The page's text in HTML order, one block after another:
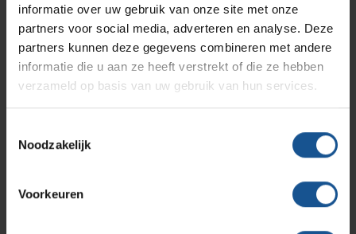
informatie over uw gebruik van onze site met onze
partners voor social media, adverteren en analyse. Deze
partners kunnen deze gegevens combineren met andere
informatie die u aan ze heeft verstrekt of die ze hebben
verzameld op basis van uw gebruik van hun services.
Noodzakelijk
Voorkeuren
Branche
Logistiek en opslag, Ziekenhuizen en klinieken,
Zorginstellingen
1003
685
Productlijnen
Assortiment
Onze merken
Hammerlit
Septodry
Contact
Ons team